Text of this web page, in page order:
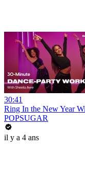
30:41
Ring In the New Year
POPSUGAR
il y a 4 ans